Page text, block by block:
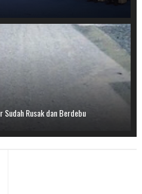
Sudah Rusak dan Berdebu